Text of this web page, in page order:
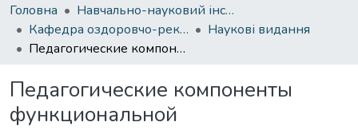
Головна
Навчально-науковий інститут здоров'я, реабілітації та фізичного виховання
Кафедра оздоровчо-рекреаційної рухової активності
Наукові видання
Педагогические компоненты функциональной подготовленности квалифицированных гребцов-байдарочников, способствующие реализации функциональных возможностей
Педагогические компоненты
функциональной